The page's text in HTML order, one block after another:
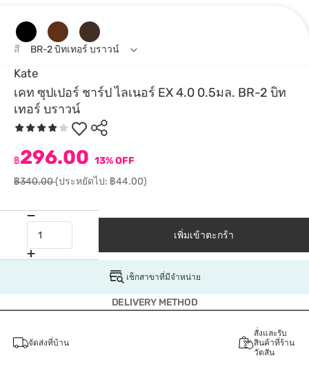
Kate
เคท ซุปเปอร์ ชาร์ป ไลเนอร์ EX 4.0 0.5มล. BR-2 บิท
เทอร์ บราวน์
฿296.00 13% OFF
฿340.00(ประหยัดไป: ฿44.00)
สี BR-2 บิทเทอร์ บราวน์
เพิ่มเข้าตะกร้า
เช็กสาขาที่มีจำหน่าย
DELIVERY METHOD
จัดส่งที่บ้าน
สั่งและรับ
สินค้าที่ร้าน
วัตสัน